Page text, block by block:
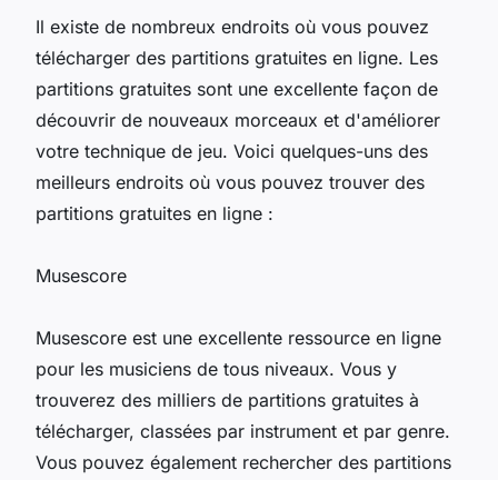
Il existe de nombreux endroits où vous pouvez
télécharger des partitions gratuites en ligne. Les
partitions gratuites sont une excellente façon de
découvrir de nouveaux morceaux et d'améliorer
votre technique de jeu. Voici quelques-uns des
meilleurs endroits où vous pouvez trouver des
partitions gratuites en ligne :
Musescore
Musescore est une excellente ressource en ligne
pour les musiciens de tous niveaux. Vous y
trouverez des milliers de partitions gratuites à
télécharger, classées par instrument et par genre.
Vous pouvez également rechercher des partitions